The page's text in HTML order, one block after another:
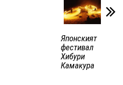
Японският
фестивал
Хибури
Камакура